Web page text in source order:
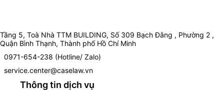
Tầng 5, Toà Nhà TTM BUILDING, Số 309 Bạch Đằng , Phường 2 ,
Quận Bình Thạnh, Thành phố Hồ Chí Minh
0971-654-238 (Hotline/ Zalo)
service.center@caselaw.vn
Thông tin dịch vụ